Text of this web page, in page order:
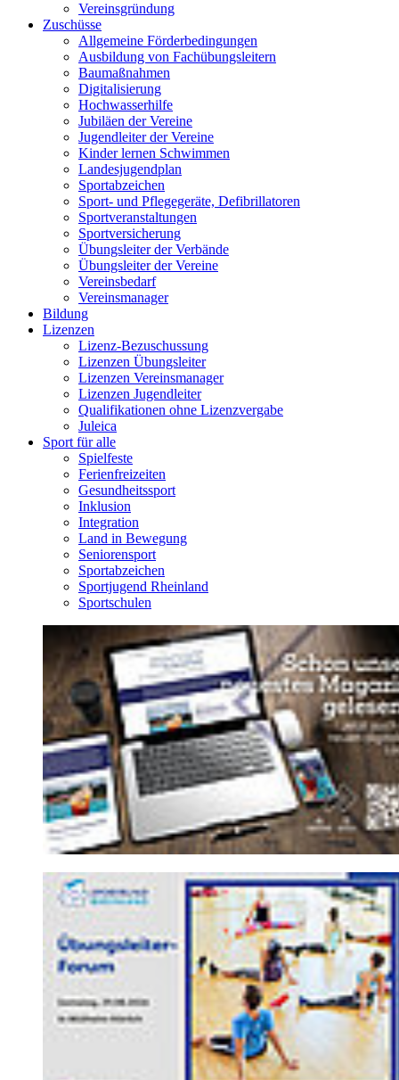
Vereinsgründung
Zuschüsse
Allgemeine Förderbedingungen
Ausbildung von Fachübungsleitern
Baumaßnahmen
Digitalisierung
Hochwasserhilfe
Jubiläen der Vereine
Jugendleiter der Vereine
Kinder lernen Schwimmen
Landesjugendplan
Sportabzeichen
Sport- und Pflegegeräte, Defibrillatoren
Sportveranstaltungen
Sportversicherung
Übungsleiter der Verbände
Übungsleiter der Vereine
Vereinsbedarf
Vereinsmanager
Bildung
Lizenzen
Lizenz-Bezuschussung
Lizenzen Übungsleiter
Lizenzen Vereinsmanager
Lizenzen Jugendleiter
Qualifikationen ohne Lizenzvergabe
Juleica
Sport für alle
Spielfeste
Ferienfreizeiten
Gesundheitssport
Inklusion
Integration
Land in Bewegung
Seniorensport
Sportabzeichen
Sportjugend Rheinland
Sportschulen